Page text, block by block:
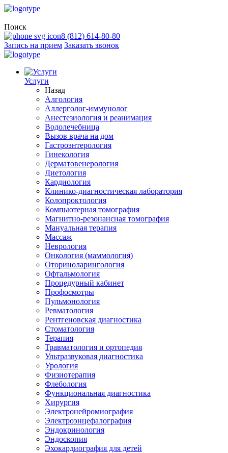
Поиск
8 (812) 614-80-80
Запись на прием Заказать звонок
Услуги
Назад
Алгология
Аллерголог-иммунолог
Анестезиология и реанимация
Водолечебница
Вызов врача на дом
Гастроэнтерология
Гинекология
Дерматовенерология
Диетология
Кардиология
Клинико-диагностическая лаборатория
Колопроктология
Компьютерная томография
Магнитно-резонансная томография
Мануальная терапия
Массаж
Неврология
Онкология (маммология)
Оториноларингология
Офтальмология
Процедурный кабинет
Профосмотры
Пульмонология
Ревматология
Рентгеновская диагностика
Стоматология
Терапия
Травматология и ортопедия
Ультразвуковая диагностика
Урология
Физиотерапия
Флебология
Функциональная диагностика
Хирургия
Электронейромиография
Электроэнцефалография
Эндокринология
Эндоскопия
Эхокардиография для детей